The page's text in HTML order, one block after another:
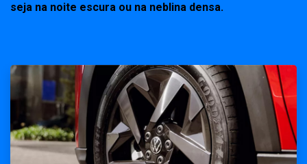
seja na noite escura ou na neblina densa.